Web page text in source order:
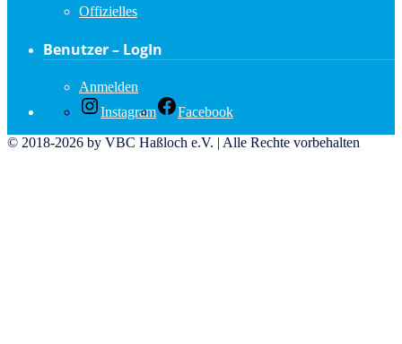
Offizielles
Benutzer – LogIn
Anmelden
Instagram
Facebook
© 2018-2026 by VBC Haßloch e.V. | Alle Rechte vorbehalten